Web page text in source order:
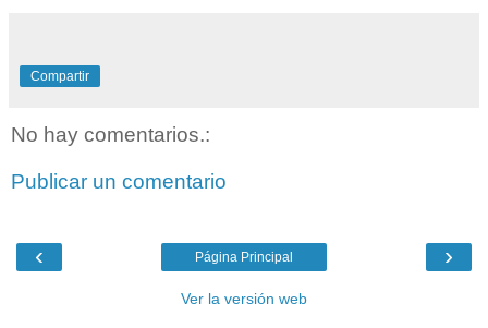
Compartir
No hay comentarios.:
Publicar un comentario
‹ ›
Página Principal
Ver la versión web